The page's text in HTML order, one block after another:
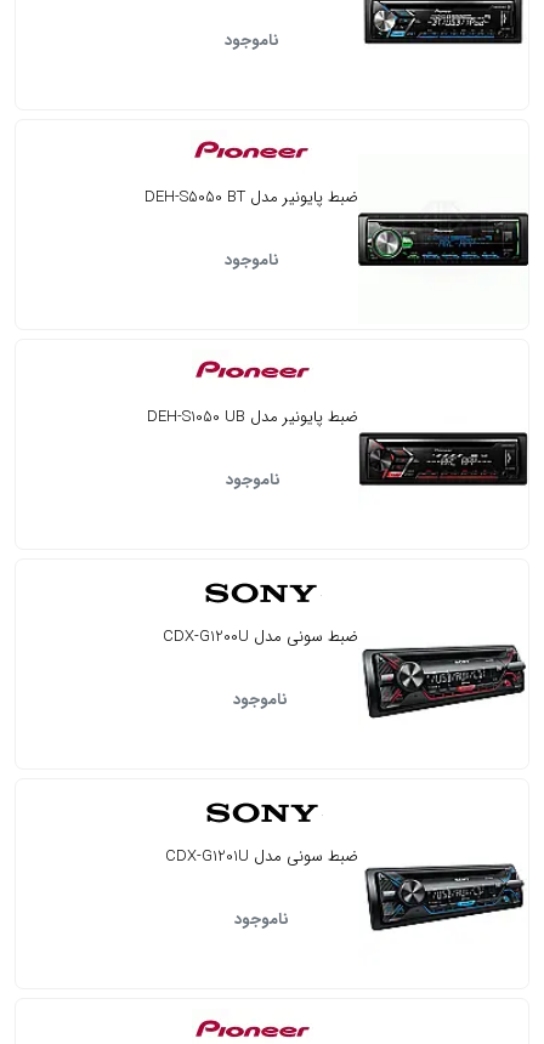
ناموجود
ضبط پایونیر مدل DEH-S5050 BT
ناموجود
ضبط پایونیر مدل DEH-S1050 UB
ناموجود
ضبط سونی مدل CDX-G1200U
ناموجود
ضبط سونی مدل CDX-G1201U
ناموجود